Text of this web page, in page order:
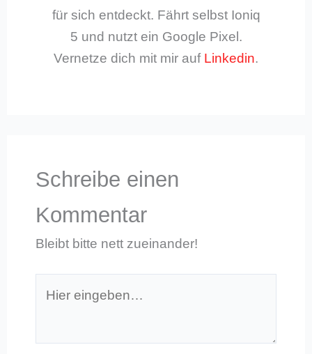
für sich entdeckt. Fährt selbst Ioniq
5 und nutzt ein Google Pixel.
Vernetze dich mit mir auf Linkedin.
Schreibe einen
Kommentar
Bleibt bitte nett zueinander!
eingeben…